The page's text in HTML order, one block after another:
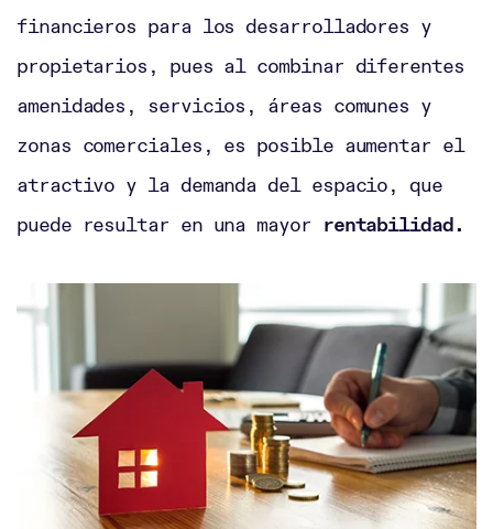
financieros para los desarrolladores y
propietarios, pues al combinar diferentes
amenidades, servicios, áreas comunes y
zonas comerciales, es posible aumentar el
atractivo y la demanda del espacio, que
puede resultar en una mayor rentabilidad.